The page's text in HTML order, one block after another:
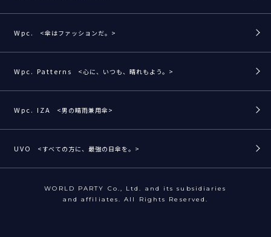
Wpc. <傘はファッションだ。>
Wpc. Patterns <心に、いつも、晴れもよう。>
Wpc. IZA <男の晴雨兼用傘>
UVO <すべての方に、最強の日傘を。>
WORLD PARTY Co., Ltd. and its subsidiaries
and affiliates. All Rights Reserved.